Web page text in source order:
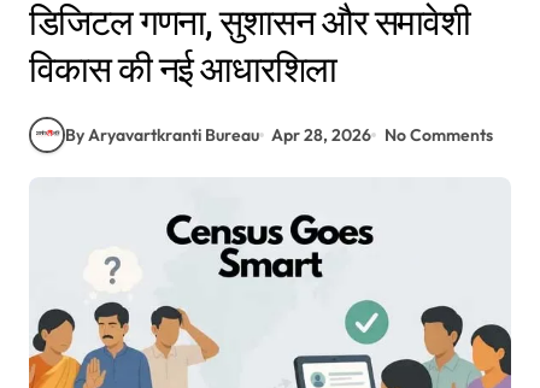
डिजिटल गणना, सुशासन और समावेशी
विकास की नई आधारशिला
By Aryavartkranti Bureau Apr 28, 2026 No Comments